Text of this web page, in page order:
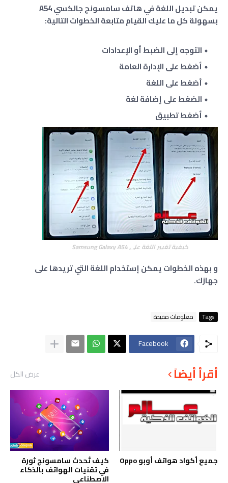
يمكن تبديل اللغة في هاتف سامسونج جالكسي A54
بسهولة كل ما عليك القيام متابعة الخطوات التالية:
التوجه إلى الضبط أو الإعدادات
أضغط على الإدارة العامة
أضغط على اللغة
الضغط على إضافة لغة
أضغط تطبيق
كيفية تغيير اللغة على Samsung Galaxy A54
و بهذه الخطوات يمكن إستخدام اللغة التي تريدها على
جهازك.
Tags معلومات مفيدة
Facebook
أقرأ أيضاً عرض الكل
جميع أكواد هواتف أوبو Oppo كيف تُحدث سامسونج ثورة
في تقنيات الهواتف بالذكاء
الاصطناعي